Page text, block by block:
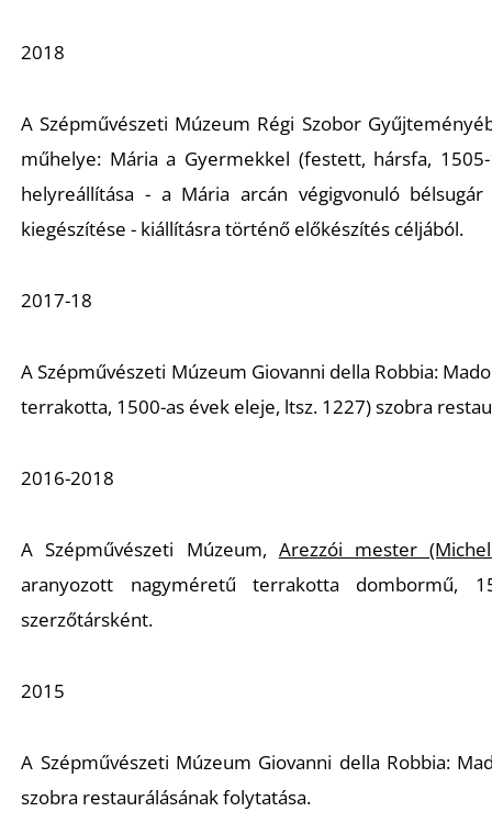
2018
A Szépművészeti Múzeum Régi Szobor
műhelye: Mária a Gyermekkel (festett, hársfa,
helyreállítása - a Mária arcán végigvonuló
kiegészítése - kiállításra történő előkészítés céljából.
2017-18
A Szépművészeti Múzeum Giovanni della Robbia:
terrakotta, 1500-as évek eleje, ltsz. 1227) szobra
2016-2018
A Szépművészeti Múzeum, Arezzói mester
aranyozott nagyméretű terrakotta dombormű,
szerzőtársként.
2015
A Szépművészeti Múzeum Giovanni della Robbia:
szobra restaurálásának folytatása.